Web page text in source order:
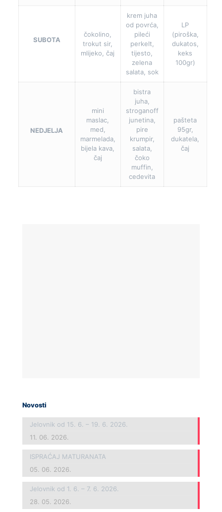
SUBOTA
čokolino,
trokut sir,
mlijeko, čaj
krem juha
od povrća,
pileći
perkelt,
tijesto,
zelena
salata, sok
LP
(piroška,
dukatos,
keks
100gr)
NEDJELJA
mini
maslac,
med,
marmelada,
bijela kava,
čaj
bistra
juha,
stroganoff
junetina,
pire
krumpir,
salata,
čoko
muffin,
cedevita
pašteta
95gr,
dukatela,
čaj
Novosti
Jelovnik od 15. 6. – 19. 6. 2026.
11. 06. 2026.
ISPRAĆAJ MATURANATA
05. 06. 2026.
Jelovnik od 1. 6. – 7. 6. 2026.
28. 05. 2026.